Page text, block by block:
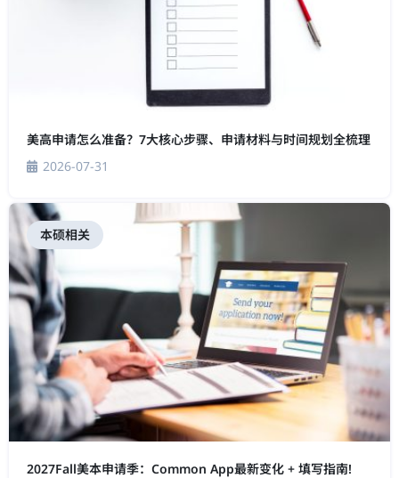
美高申请怎么准备？7大核心步骤、申请材料与时间规划全梳理
2026-07-31
本硕相关
2027Fall美本申请季：Common App最新变化 + 填写指南!